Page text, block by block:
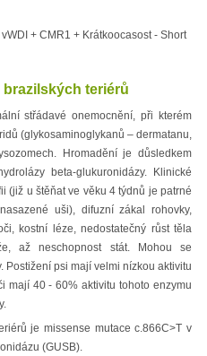
vWDI + CMR1 + Krátkoocasost - Short
brazilských teriérů
střádavé onemocnění, při kterém
(glykosaminoglykanů – dermatanu,
Hromadění je důsledkem
beta-glukuronidázy. Klinické
(již u štěňat ve věku 4 týdnů je patrné
uši), difuzní zákal rohovky,
kostní léze, nedostatečný růst těla
až neschopnost stát. Mohou se
Postižení psi mají velmi nízkou aktivitu
mají 40 - 60% aktivitu tohoto enzymu
je missense mutace c.866C>T v
(GUSB).